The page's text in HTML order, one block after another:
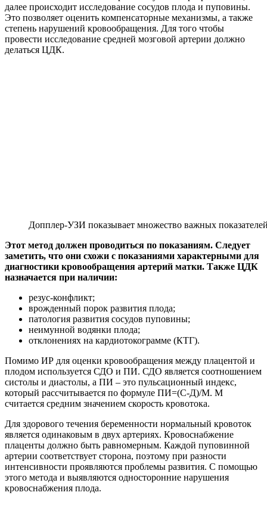
далее происходит исследование сосудов плода и пуповины.
Это позволяет оценить компенсаторные механизмы, а также
степень нарушений кровообращения. Для того чтобы
провести исследование средней мозговой артерии должно
делаться ЦДК.
Допплер-УЗИ показывает множество важных
Этот метод должен проводиться по показаниям. Следует
заметить, что они схожи с показаниями характерными для
диагностики кровообращения артерий матки. Также ЦДК
назначается при наличии:
резус-конфликт;
врожденный порок развития плода;
патология развития сосудов пуповины;
неимунной водянки плода;
отклонениях на кардиотокограмме (КТГ).
Помимо ИР для оценки кровообращения между плацентой и
плодом используется СДО и ПИ. СДО является соотношением
систолы и диастолы, а ПИ – это пульсационный индекс,
который рассчитывается по формуле ПИ=(С-Д)/М. М
считается средним значением скорость кровотока.
Для здорового течения беременности нормальный кровоток
является одинаковым в двух артериях. Кровоснабжение
плаценты должно быть равномерным. Каждой пуповинной
артерии соответствует сторона, поэтому при разности
интенсивности проявляются проблемы развития. С помощью
этого метода и выявляются односторонние нарушения
кровоснабжения плода.